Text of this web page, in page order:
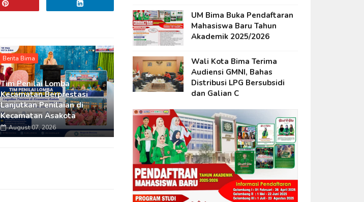
Berita Bima
Tim Penilai Lomba
Kecamatan Berprestasi
Lanjutkan Penilaian di
Kecamatan Asakota
August 07, 2026
UM Bima Buka Pendaftaran
Mahasiswa Baru Tahun
Akademik 2025/2026
Wali Kota Bima Terima
Audiensi GMNI, Bahas
Distribusi LPG Bersubsidi
dan Galian C